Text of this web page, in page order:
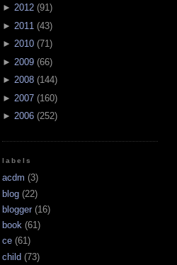
► 2012 (91)
► 2011 (43)
► 2010 (71)
► 2009 (66)
► 2008 (144)
► 2007 (160)
► 2006 (252)
labels
acdm (3)
blog (22)
blogger (16)
book (61)
ce (61)
child (73)